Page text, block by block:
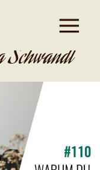
Schwandt